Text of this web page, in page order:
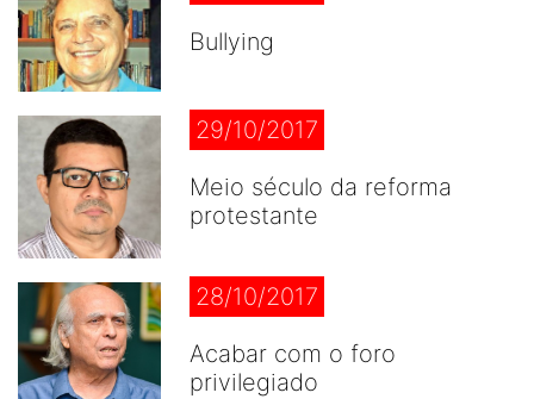
Bullying
29/10/2017
Meio século da reforma
protestante
28/10/2017
Acabar com o foro
privilegiado